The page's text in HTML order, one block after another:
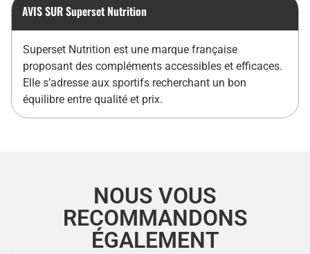
AVIS SUR Superset Nutrition
Superset Nutrition est une marque française
proposant des compléments accessibles et efficaces.
Elle s’adresse aux sportifs recherchant un bon
équilibre entre qualité et prix.
NOUS VOUS
RECOMMANDONS
ÉGALEMENT